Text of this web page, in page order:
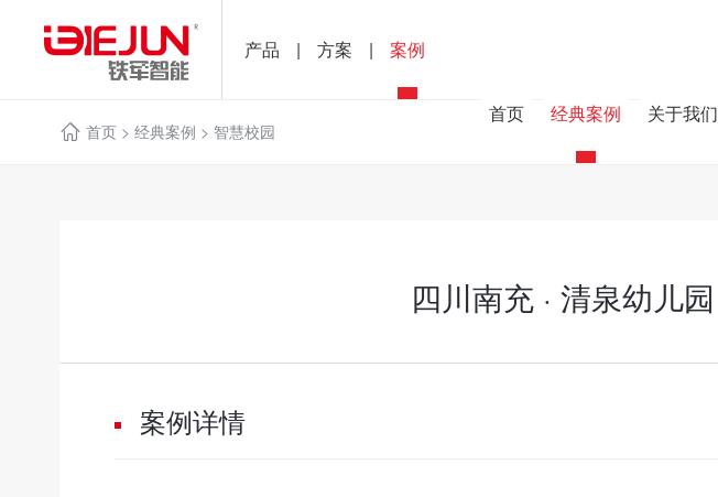
产品 | 方案 | 案例
首页 经典案例 关于我们
首页> 经典案例 > 智慧校园
四川南充 · 清泉幼儿园
案例详情